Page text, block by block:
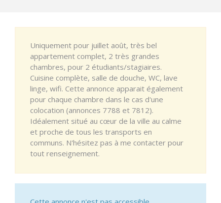
Uniquement pour juillet août, très bel
appartement complet, 2 très grandes
chambres, pour 2 étudiants/stagiaires.
Cuisine complète, salle de douche, WC, lave
linge, wifi. Cette annonce apparait également
pour chaque chambre dans le cas d'une
colocation (annonces 7788 et 7812).
Idéalement situé au cœur de la ville au calme
et proche de tous les transports en
communs. N'hésitez pas à me contacter pour
tout renseignement.